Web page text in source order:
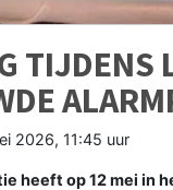
TIJDENS
2026, 11:45 uur
heeft op 12 mei